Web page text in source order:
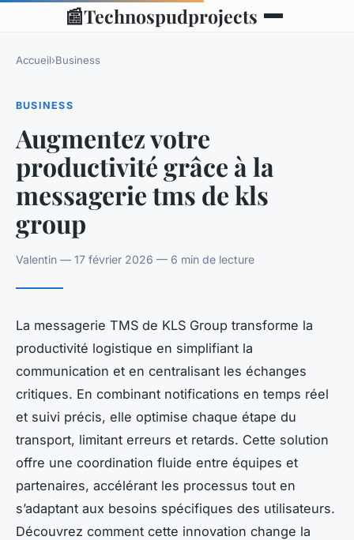
📰Technospudprojects
Accueil›Business
BUSINESS
Augmentez votre
productivité grâce à la
messagerie tms de kls
group
Valentin — 17 février 2026 — 6 min de lecture
La messagerie TMS de KLS Group transforme la
productivité logistique en simplifiant la
communication et en centralisant les échanges
critiques. En combinant notifications en temps réel
et suivi précis, elle optimise chaque étape du
transport, limitant erreurs et retards. Cette solution
offre une coordination fluide entre équipes et
partenaires, accélérant les processus tout en
s’adaptant aux besoins spécifiques des utilisateurs.
Découvrez comment cette innovation change la